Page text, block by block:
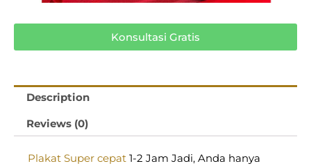
Konsultasi Gratis
Description
Reviews (0)
Plakat Super cepat 1-2 Jam Jadi, Anda hanya